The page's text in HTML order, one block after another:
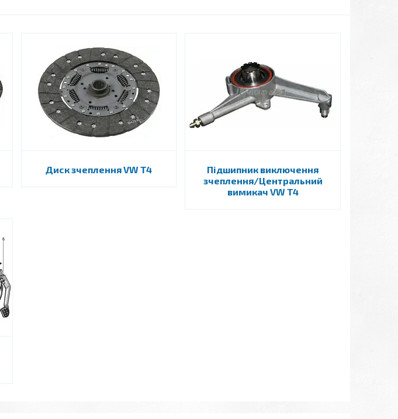
Диск зчеплення VW T4
Підшипник виключення
зчеплення/Центральний
вимикач VW T4